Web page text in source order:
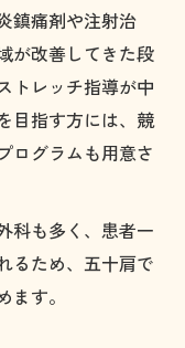
鎮痛剤や注射治
が改善してきた段
トレッチ指導が中
目指す方には、競
ログラムも用意さ
科も多く、患者一
るため、五十肩で
す。